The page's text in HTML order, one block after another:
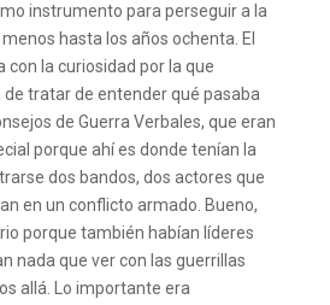
instrumento para perseguir a la
hasta los años ochenta. El
con la curiosidad por la que
tratar de entender qué pasaba
de Guerra Verbales, que eran
porque ahí es donde tenían la
dos bandos, dos actores que
en un conflicto armado. Bueno,
porque también habían líderes
nada que ver con las guerrillas
allá. Lo importante era